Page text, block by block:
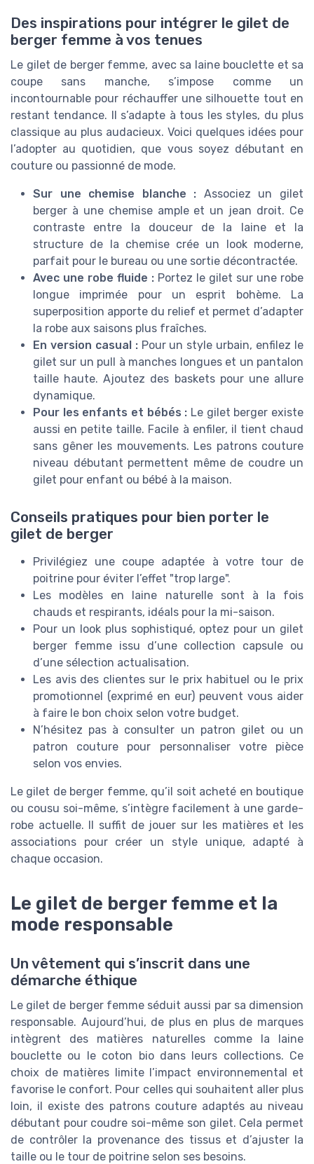
Des inspirations pour intégrer le gilet de
berger femme à vos tenues
Le gilet de berger femme, avec sa laine bouclette et sa
coupe sans manche, s’impose comme un
incontournable pour réchauffer une silhouette tout en
restant tendance. Il s’adapte à tous les styles, du plus
classique au plus audacieux. Voici quelques idées pour
l’adopter au quotidien, que vous soyez débutant en
couture ou passionné de mode.
Sur une chemise blanche : Associez un gilet
berger à une chemise ample et un jean droit. Ce
contraste entre la douceur de la laine et la
structure de la chemise crée un look moderne,
parfait pour le bureau ou une sortie décontractée.
Avec une robe fluide : Portez le gilet sur une robe
longue imprimée pour un esprit bohème. La
superposition apporte du relief et permet d’adapter
la robe aux saisons plus fraîches.
En version casual :Pour un style urbain, enfilez le
gilet sur un pull à manches longues et un pantalon
taille haute. Ajoutez des baskets pour une allure
dynamique.
Pour les enfants et bébés : Le gilet berger existe
aussi en petite taille. Facile à enfiler, il tient chaud
sans gêner les mouvements. Les patrons couture
niveau débutant permettent même de coudre un
gilet pour enfant ou bébé à la maison.
Conseils pratiques pour bien porter le
gilet de berger
Privilégiez une coupe adaptée à votre tour de
poitrine pour éviter l’effet "trop large".
Les modèles en laine naturelle sont à la fois
chauds et respirants, idéals pour la mi-saison.
Pour un look plus sophistiqué, optez pour un gilet
berger femme issu d’une collection capsule ou
d’une sélection actualisation.
Les avis des clientes sur le prix habituel ou le prix
promotionnel (exprimé en eur) peuvent vous aider
à faire le bon choix selon votre budget.
N’hésitez pas à consulter un patron gilet ou un
patron couture pour personnaliser votre pièce
selon vos envies.
Le gilet de berger femme, qu’il soit acheté en boutique
ou cousu soi-même, s’intègre facilement à une garde-
robe actuelle. Il suffit de jouer sur les matières et les
associations pour créer un style unique, adapté à
chaque occasion.
Le gilet de berger femme et la
mode responsable
Un vêtement qui s’inscrit dans une
démarche éthique
Le gilet de berger femme séduit aussi par sa dimension
responsable. Aujourd’hui, de plus en plus de marques
intègrent des matières naturelles comme la laine
bouclette ou le coton bio dans leurs collections. Ce
choix de matières limite l’impact environnemental et
favorise le confort. Pour celles qui souhaitent aller plus
loin, il existe des patrons couture adaptés au niveau
débutant pour coudre soi-même son gilet. Cela permet
de contrôler la provenance des tissus et d’ajuster la
taille ou le tour de poitrine selon ses besoins.